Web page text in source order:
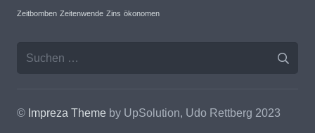
Zeitbomben Zeitenwende Zins ökonomen
Suche
© Impreza Theme by UpSolution, Udo Rettberg 2023